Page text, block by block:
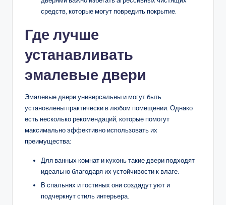
средств, которые могут повредить покрытие.
Где лучше
устанавливать
эмалевые двери
Эмалевые двери универсальны и могут быть
установлены практически в любом помещении. Однако
есть несколько рекомендаций, которые помогут
максимально эффективно использовать их
преимущества:
Для ванных комнат и кухонь такие двери подходят
идеально благодаря их устойчивости к влаге.
В спальнях и гостиных они создадут уют и
подчеркнут стиль интерьера.